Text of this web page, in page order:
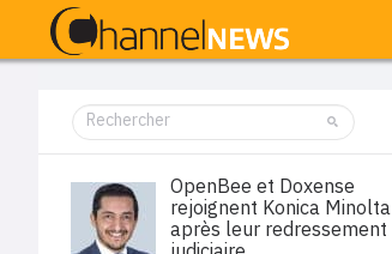
OpenBee et Doxense
rejoignent Konica Minolta
après leur redressement